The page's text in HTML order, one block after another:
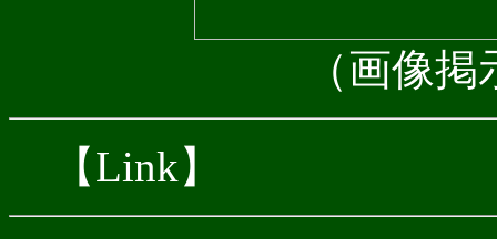
（画像
【Link】